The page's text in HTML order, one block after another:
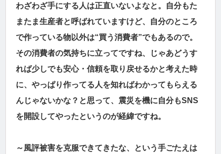
わざわざ手にする人は正直いないよなと。自分もた
またま生産者と呼ばれていますけど、自分のところ
で作っている物以外は“買う消費者”でもあるので。
その消費者の気持ちに立ってですね、じゃあどうす
れば少しでも安心・信頼を取り戻せるかと考えた時
に、やっぱり作ってる人を知ればわかってもらえる
んじゃないかな？と思って、震災を機に自分もSNS
を開設してやったというのが経緯ですね。
～風評被害を克服できてきたな、という手ごたえは